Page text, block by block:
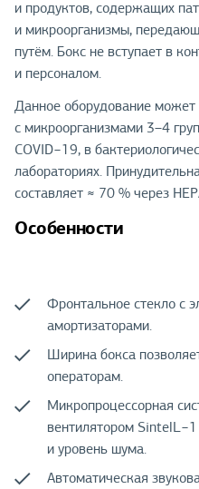
и продуктов, содержащих
и микроорганизмы,
путём. Бокс не вступает в
и персоналом.
Данное оборудование
с микроорганизмами 3–4
COVID−19, в
лабораториях.
составляет ≈ 70 % через
Особенности
Фронтальное стекло с
амортизаторами.
Ширина бокса
операторам.
Микропроцессорная
вентилятором
и уровень шума.
Автоматическая